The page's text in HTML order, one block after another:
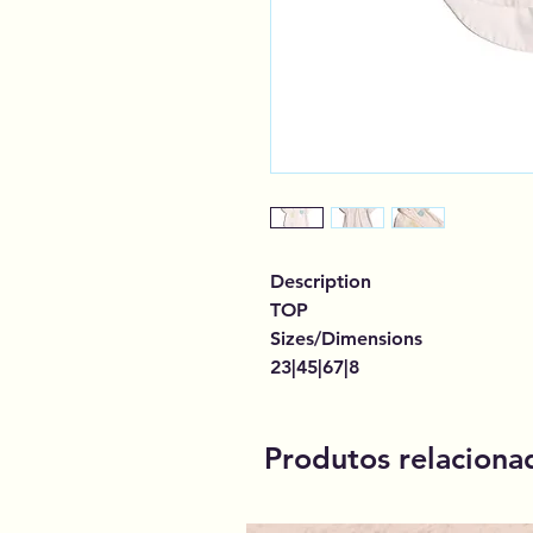
Description
TOP
Sizes/Dimensions
23|45|67|8
Produtos